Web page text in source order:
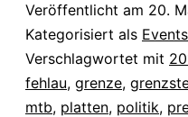
Veröffentlicht am 20.
Kategorisiert als
Verschlagwortet mit
fehlau, grenze,
mtb, platten, politik,